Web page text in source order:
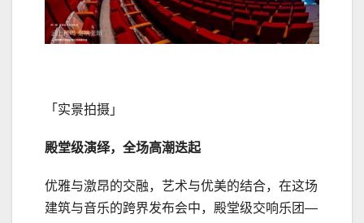
「实景拍摄」
殿堂级演绎，全场高潮迭起
优雅与激昂的交融，艺术与优美的结合，在这场
建筑与音乐的跨界发布会中，殿堂级交响乐团—